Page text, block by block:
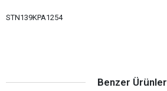
STN139KPA1254
Benzer Ürünler